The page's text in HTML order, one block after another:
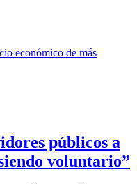
públicos a
voluntario”